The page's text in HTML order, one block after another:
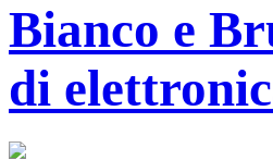
Bianco e
di